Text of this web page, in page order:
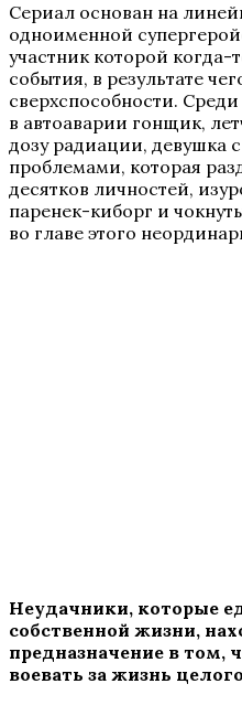
Сериал основан на
одноименной
участник которой
события, в результате
сверхспособности.
в автоаварии гонщик,
дозу радиации, девушка
проблемами, которая
десятков личностей,
паренек-киборг и
во главе этого
Неудачники, которые
собственной жизни,
предназначение в том,
воевать за жизнь